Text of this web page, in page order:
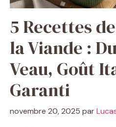
5 Recettes
la Viande :
Veau, Goût
Garanti
novembre 20, 2025 par